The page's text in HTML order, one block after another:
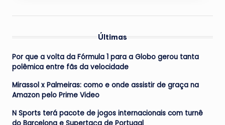
Últimas
Por que a volta da Fórmula 1 para a Globo gerou tanta
polêmica entre fãs da velocidade
Mirassol x Palmeiras: como e onde assistir de graça na
Amazon pelo Prime Video
N Sports terá pacote de jogos internacionais com turnê